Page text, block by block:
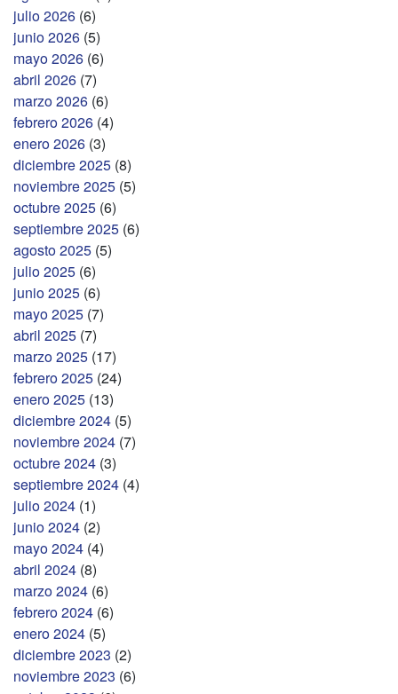
julio 2026 (6)
junio 2026 (5)
mayo 2026 (6)
abril 2026 (7)
marzo 2026 (6)
febrero 2026 (4)
enero 2026 (3)
diciembre 2025 (8)
noviembre 2025 (5)
octubre 2025 (6)
septiembre 2025 (6)
agosto 2025 (5)
julio 2025 (6)
junio 2025 (6)
mayo 2025 (7)
abril 2025 (7)
marzo 2025 (17)
febrero 2025 (24)
enero 2025 (13)
diciembre 2024 (5)
noviembre 2024 (7)
octubre 2024 (3)
septiembre 2024 (4)
julio 2024 (1)
junio 2024 (2)
mayo 2024 (4)
abril 2024 (8)
marzo 2024 (6)
febrero 2024 (6)
enero 2024 (5)
diciembre 2023 (2)
noviembre 2023 (6)